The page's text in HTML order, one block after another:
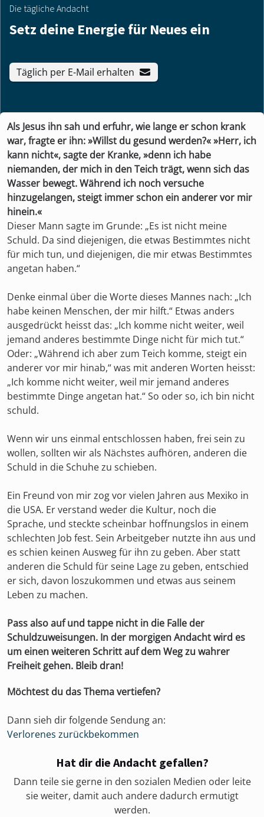
Die tägliche Andacht
Setz deine Energie für Neues ein
Täglich per E-Mail erhalten
Als Jesus ihn sah und erfuhr, wie lange er schon krank
war, fragte er ihn: »Willst du gesund werden?« »Herr, ich
kann nicht«, sagte der Kranke, »denn ich habe
niemanden, der mich in den Teich trägt, wenn sich das
Wasser bewegt. Während ich noch versuche
hinzugelangen, steigt immer schon ein anderer vor mir
hinein.«
Dieser Mann sagte im Grunde: „Es ist nicht meine
Schuld. Da sind diejenigen, die etwas Bestimmtes nicht
für mich tun, und diejenigen, die mir etwas Bestimmtes
angetan haben.“
Denke einmal über die Worte dieses Mannes nach: „Ich
habe keinen Menschen, der mir hilft.“ Etwas anders
ausgedrückt heisst das: „Ich komme nicht weiter, weil
jemand anderes bestimmte Dinge nicht für mich tut.“
Oder: „Während ich aber zum Teich komme, steigt ein
anderer vor mir hinab,“ was mit anderen Worten heisst:
„Ich komme nicht weiter, weil mir jemand anderes
bestimmte Dinge angetan hat.“ So oder so, ich bin nicht
schuld.
Wenn wir uns einmal entschlossen haben, frei sein zu
wollen, sollten wir als Nächstes aufhören, anderen die
Schuld in die Schuhe zu schieben.
Ein Freund von mir zog vor vielen Jahren aus Mexiko in
die USA. Er verstand weder die Kultur, noch die
Sprache, und steckte scheinbar hoffnungslos in einem
schlechten Job fest. Sein Arbeitgeber nutzte ihn aus und
es schien keinen Ausweg für ihn zu geben. Aber statt
anderen die Schuld für seine Lage zu geben, entschied
er sich, davon loszukommen und etwas aus seinem
Leben zu machen.
Pass also auf und tappe nicht in die Falle der
Schuldzuweisungen. In der morgigen Andacht wird es
um einen weiteren Schritt auf dem Weg zu wahrer
Freiheit gehen. Bleib dran!
Möchtest du das Thema vertiefen?
Dann sieh dir folgende Sendung an:
Verlorenes zurückbekommen
Hat dir die Andacht gefallen?
Dann teile sie gerne in den sozialen Medien oder leite
sie weiter, damit auch andere dadurch ermutigt
werden.